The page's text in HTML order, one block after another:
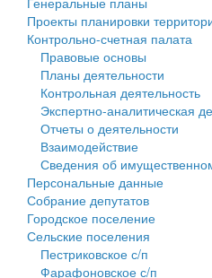
Проекты планировки
Собрание депутатов
Городское поселение
Сельские поселения
Проекты планировки
Контрольно-счетная палата
Правовые основы
Планы деятельности
Контрольная деятельность
Экспертно-аналитическая
Отчеты о деятельности
Взаимодействие
Сведения об
Персональные данные
Собрание депутатов
Городское поселение
Сельские поселения
Пестриковское с/п
Фарафоновское с/п